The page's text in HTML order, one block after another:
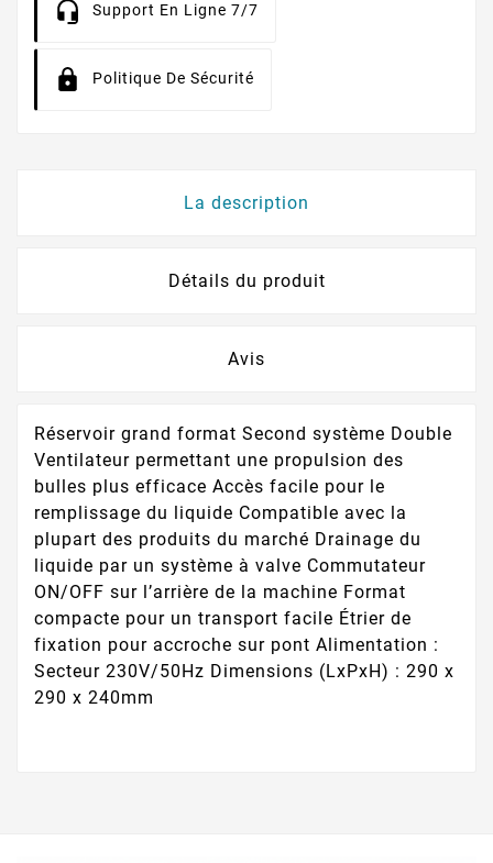
Support En Ligne 7/7
Politique De Sécurité
La description
Détails du produit
Avis
Réservoir grand format Second système Double
Ventilateur permettant une propulsion des
bulles plus efficace Accès facile pour le
remplissage du liquide Compatible avec la
plupart des produits du marché Drainage du
liquide par un système à valve Commutateur
ON/OFF sur l’arrière de la machine Format
compacte pour un transport facile Étrier de
fixation pour accroche sur pont Alimentation :
Secteur 230V/50Hz Dimensions (LxPxH) : 290 x
290 x 240mm